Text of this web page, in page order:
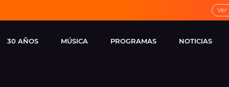
30 AÑOS MÚSICA PROGRAMAS NOTICIAS